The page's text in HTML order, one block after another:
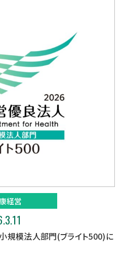
経営
規模法人部門(ブライト500)に